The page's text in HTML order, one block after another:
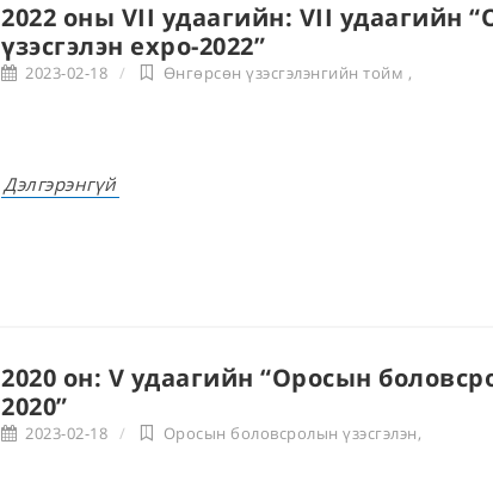
2022 оны VII удаагийн: VII удаагийн
үзэсгэлэн expo-2022”
2023-02-18 Өнгөрсөн үзэсгэлэнгийн тойм ,
Дэлгэрэнгүй
2020 он: V удаагийн “Оросын
2020”
2023-02-18 Оросын боловсролын үзэсгэлэн,